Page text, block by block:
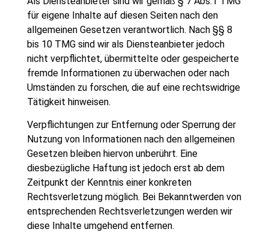
für eigene Inhalte auf diesen Seiten nach den
allgemeinen Gesetzen verantwortlich. Nach §§ 8
bis 10 TMG sind wir als Diensteanbieter jedoch
nicht verpflichtet, übermittelte oder gespeicherte
fremde Informationen zu überwachen oder nach
Umständen zu forschen, die auf eine rechtswidrige
Tätigkeit hinweisen.
Verpflichtungen zur Entfernung oder Sperrung der
Nutzung von Informationen nach den allgemeinen
Gesetzen bleiben hiervon unberührt. Eine
diesbezügliche Haftung ist jedoch erst ab dem
Zeitpunkt der Kenntnis einer konkreten
Rechtsverletzung möglich. Bei Bekanntwerden von
entsprechenden Rechtsverletzungen werden wir
diese Inhalte umgehend entfernen.